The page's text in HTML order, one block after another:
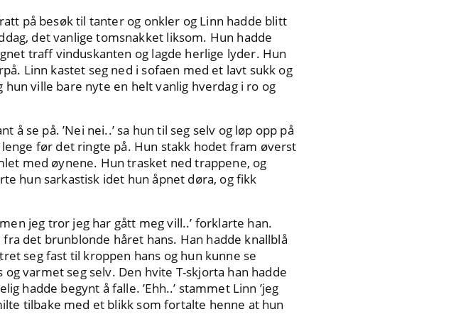
på besøk til tanter og onkler og Linn hadde blitt
det vanlige tomsnakket liksom. Hun hadde
traff vinduskanten og lagde herlige lyder. Hun
Linn kastet seg ned i sofaen med et lavt sukk og
hun ville bare nyte en helt vanlig hverdag i ro og
se på. ’Nei nei..’ sa hun til seg selv og løp opp på
før det ringte på. Hun stakk hodet fram øverst
med øynene. Hun trasket ned trappene, og
hun sarkastisk idet hun åpnet døra, og fikk
jeg tror jeg har gått meg vill..’ forklarte han.
det brunblonde håret hans. Han hadde knallblå
seg fast til kroppen hans og hun kunne se
varmet seg selv. Den hvite T-skjorta han hadde
hadde begynt å falle. ’Ehh..’ stammet Linn ’jeg
tilbake med et blikk som fortalte henne at hun